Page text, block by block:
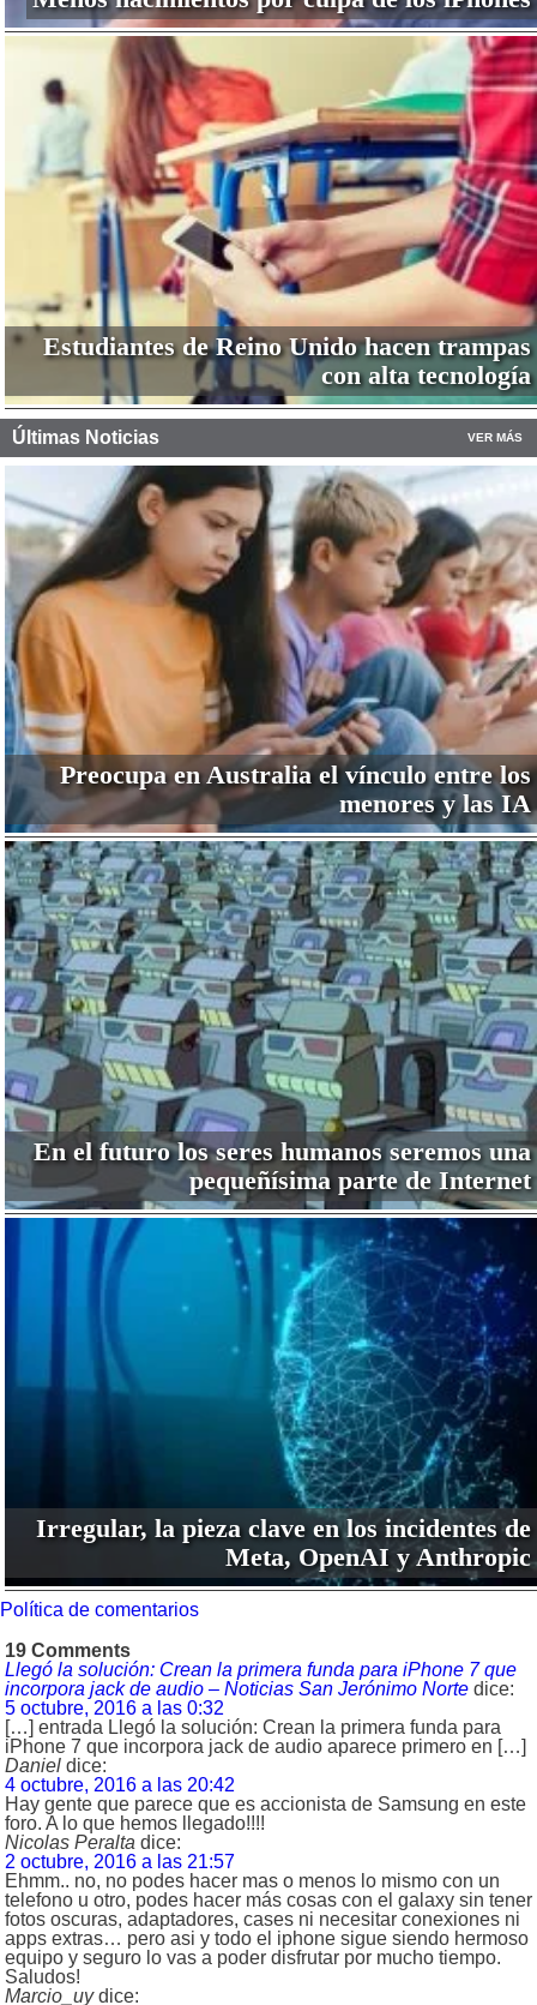
Estudiantes de Reino Unido hacen trampas
con alta tecnología
Últimas Noticias VER MÁS
Preocupa en Australia el vínculo entre los
menores y las IA
En el futuro los seres humanos seremos una
pequeñísima parte de Internet
Irregular, la pieza clave en los incidentes de
Meta, OpenAI y Anthropic
Política de comentarios
19 Comments
Llegó la solución: Crean la primera funda para iPhone 7 que
incorpora jack de audio – Noticias San Jerónimo Norte dice:
5 octubre, 2016 a las 0:32
[…] entrada Llegó la solución: Crean la primera funda para
iPhone 7 que incorpora jack de audio aparece primero en […]
Daniel dice:
4 octubre, 2016 a las 20:42
Hay gente que parece que es accionista de Samsung en este
foro. A lo que hemos llegado!!!!
Nicolas Peralta dice:
2 octubre, 2016 a las 21:57
Ehmm.. no, no podes hacer mas o menos lo mismo con un
telefono u otro, podes hacer más cosas con el galaxy sin tener
fotos oscuras, adaptadores, cases ni necesitar conexiones ni
apps extras… pero asi y todo el iphone sigue siendo hermoso
equipo y seguro lo vas a poder disfrutar por mucho tiempo.
Saludos!
Marcio_uy dice: